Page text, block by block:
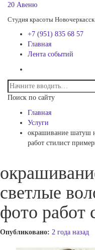
20 Авеню
Студия красоты Новочеркасск
+7 (951) 835 68 57
Главная
Лента событий
Поиск по сайту
Главная
Услуги
окрашивание шатуш
работ стилист
светлые
фото работ
Опубликовано: 2 года назад